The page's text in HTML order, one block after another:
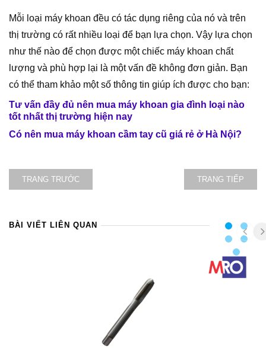
Mỗi loại máy khoan đều có tác dụng riêng của nó và trên
thị trường có rất nhiều loại để bạn lựa chọn. Vậy lựa chọn
như thế nào để chọn được một chiếc máy khoan chất
lượng và phù hợp lại là một vấn đề không đơn giản. Bạn
có thể tham khảo một số thông tin giúp ích được cho bạn:
Tư vấn đầy đủ nên mua máy khoan gia đình loại nào
tốt nhất thị trường hiện nay
Có nên mua máy khoan cầm tay cũ giá rẻ ở Hà Nội?
TRANG TRƯỚC TRANG TIẾP
BÀI VIẾT LIÊN QUAN